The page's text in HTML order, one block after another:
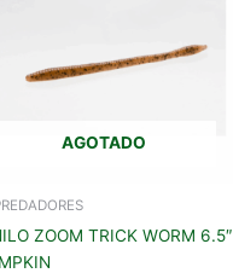
AGOTADO
ZOOM TRICK WORM 6.5″